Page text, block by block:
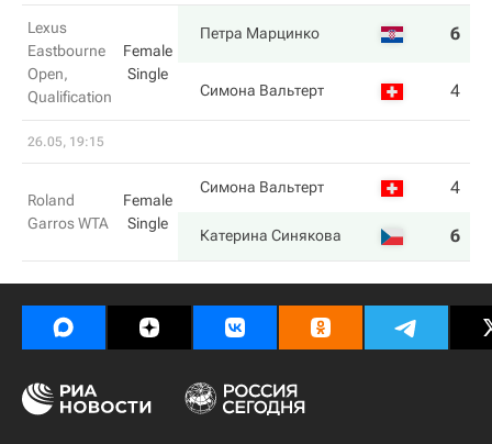
Lexus
Eastbourne
Open,
Qualification
Female
Single
Петра Марцинко 6
Симона Вальтерт 4
26.05, 19:15
Roland
Garros WTA
Female
Single
Симона Вальтерт 4
Катерина Синякова 6